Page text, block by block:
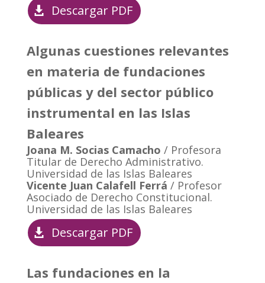
Descargar PDF
Algunas cuestiones relevantes
en materia de fundaciones
públicas y del sector público
instrumental en las Islas
Baleares
Joana M. Socias Camacho / Profesora
Titular de Derecho Administrativo.
Universidad de las Islas Baleares
Vicente Juan Calafell Ferrá / Profesor
Asociado de Derecho Constitucional.
Universidad de las Islas Baleares
Descargar PDF
Las fundaciones en la